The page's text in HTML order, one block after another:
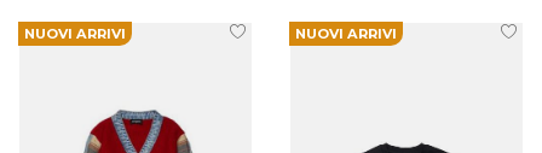
NUOVI ARRIVI NUOVI ARRIVI